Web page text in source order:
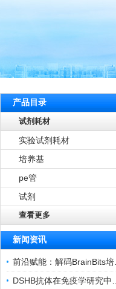
产品目录
试剂耗材
实验试剂耗材
培养基
pe管
试剂
查看更多
新闻资讯